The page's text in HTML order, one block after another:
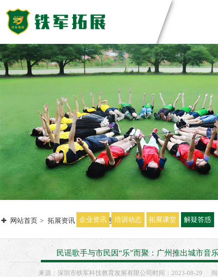
主题团建活动
领导力系列
主题团建系列
匠人制作系列
音乐释压系列
数字团建系列
文化赋能系列
组织运动系列
团建基地
深圳基地
东莞基地
惠州基地
佛山基地
清远基地
河源基地
案例展示
创新科技公司
生产制造企业
银行保险证券
服务顾问资询
教培政企机构
定制化方案
视频中心
教练团队
联系我们
网站首页 拓展资讯 解疑答惑
企业资讯 培训动态 拓展课堂 解疑答惑
民谣歌手与市民因“乐”而聚：广州推出城市音
来源： 深圳市铁军科技教育发展有限公司 时间： 2023-08-29